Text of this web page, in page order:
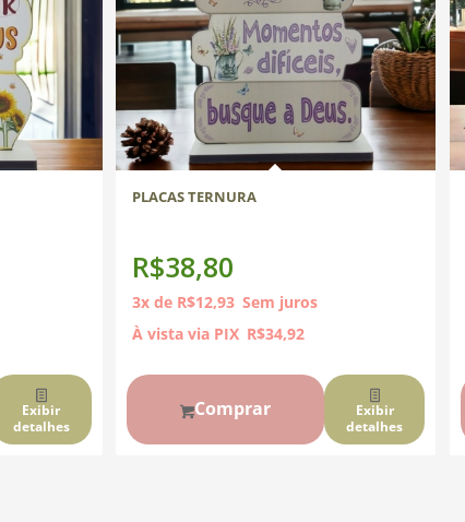
Exibir
detalhes
PLACAS TERNURA
R$38,80
3x de R$12,93 Sem juros
À vista via PIX R$34,92
Comprar
Exibir
detalhes